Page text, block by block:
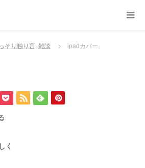
そり独り言, 雑談 ipadカバー。
く